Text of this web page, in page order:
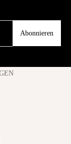
Abonnieren